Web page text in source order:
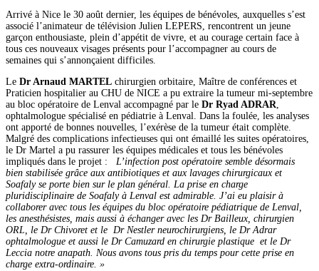
Arrivé à Nice le 30 août dernier, les équipes de bénévoles, auxquelles s’est
associé l’animateur de télévision Julien LEPERS, rencontrent un jeune
garçon enthousiaste, plein d’appétit de vivre, et au courage certain face à
tous ces nouveaux visages présents pour l’accompagner au cours de
semaines qui s’annonçaient difficiles.
Le Dr Arnaud MARTEL chirurgien orbitaire, Maître de conférences et
Praticien hospitalier au CHU de NICE a pu extraire la tumeur mi-septembre
au bloc opératoire de Lenval accompagné par le Dr Ryad ADRAR,
ophtalmologue spécialisé en pédiatrie à Lenval. Dans la foulée, les analyses
ont apporté de bonnes nouvelles, l’exérèse de la tumeur était complète.
Malgré des complications infectieuses qui ont émaillé les suites opératoires,
le Dr Martel a pu rassurer les équipes médicales et tous les bénévoles
impliqués dans le projet :
L’infection post opératoire semble désormais
bien stabilisée grâce aux antibiotiques et aux lavages chirurgicaux et
Soafaly se porte bien sur le plan général. La prise en charge
pluridisciplinaire de Soafaly à Lenval est admirable. J’ai eu plaisir à
collaborer avec tous les équipes du bloc opératoire pédiatrique de Lenval,
les anesthésistes, mais aussi à échanger avec les Dr Bailleux, chirurgien
ORL, le Dr Chivoret et le Dr Nestler neurochirurgiens, le Dr Adrar
ophtalmologue et aussi le Dr Camuzard en chirurgie plastique et le Dr
Leccia notre anapath. Nous avons tous pris du temps pour cette prise en
charge extra-ordinaire. »